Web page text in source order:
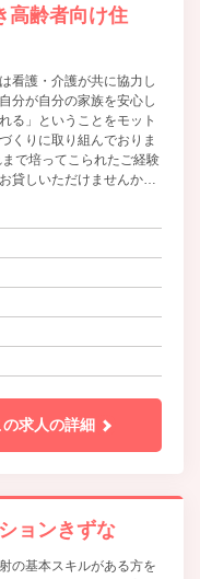
高齢者向け住
看護・介護が共に協力し
分が自分の家族を安心し
る」ということをモット
くりに取り組んでおりま
で培ってこられたご経験
貸しいただけませんか？
募を心よりお待ちしてお
の求人の詳細
ョンきずな
の基本スキルがある方を